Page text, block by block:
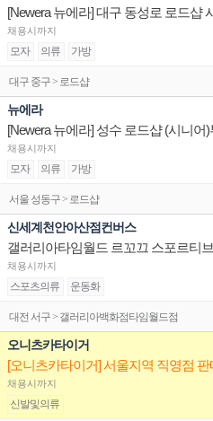
채용시까지
모자 의류 가방
대구 중구 > 로드샵
뉴에라
[Newera 뉴에라] 성수 로드샵 (시니어
채용시까지
모자 의류 가방
서울 성동구 > 로드샵
신세계천안아산점컨버스
갤러리아타임월드 르꼬끄 스포르티
채용시까지
스포츠의류 운동화
대전 서구 > 갤러리아백화점타임월드점
오니츠카타이거
[오니츠카타이거] 서울지역 직영점
채용시까지
신발및의류